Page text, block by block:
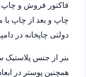
فاکتور فروش و چاپ
چاپ و بعد از چاپ
دولتی چاپخانه در
بنر از جنس
همچنین پوستر در